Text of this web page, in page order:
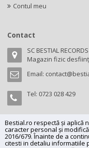
Bestial.ro respectă și aplică
caracter personal și
2016/679. Înainte de a
citesti in detaliu informatiile
Contul meu
Contact
SC BESTIAL
Magazin fizic
Email:
Tel: 0723 028 429
Copyright (C)
SC BESTIAL RECORDS